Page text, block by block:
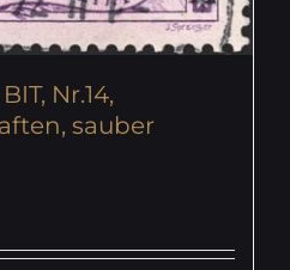
Nr.14,
sauber